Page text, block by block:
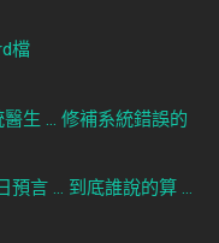
檔
生 ... 修補系統錯誤的
預言 ... 到底誰說的算 ...